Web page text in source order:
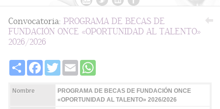
Convocatoria: PROGRAMA DE BECAS DE
FUNDACIÓN ONCE «OPORTUNIDAD AL TALENTO»
2026/2026
Share FacebookTwitter Email
Nombre
PROGRAMA DE BECAS DE FUNDACIÓN ONCE
«OPORTUNIDAD AL TALENTO» 2026/2026